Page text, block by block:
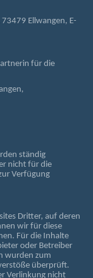
Ellwangen, E-
für die
ständig
nicht für die
Verfügung
Dritter, auf deren
wir für diese
Für die Inhalte
oder Betreiber
wurden zum
überprüft.
Verlinkung nicht